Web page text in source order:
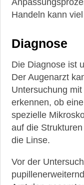
Handeln kann
Diagnose
Die Diagnose ist
Der Augenarzt
Untersuchung
erkennen, ob
spezielle
auf die
die Linse.
Vor der